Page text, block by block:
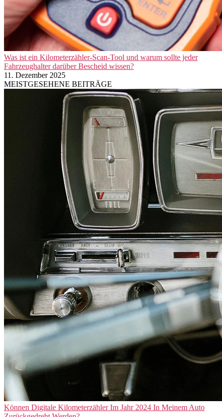
Was ist ein Kilometerzähler-Scan-Tool und warum sollte jeder
Fahrzeughalter darüber Bescheid wissen?
11. Dezember 2025
MEISTGESEHENE BEITRÄGE
Können Digitale Kilometerzähler Im Jahr 2024 In Meinem Auto